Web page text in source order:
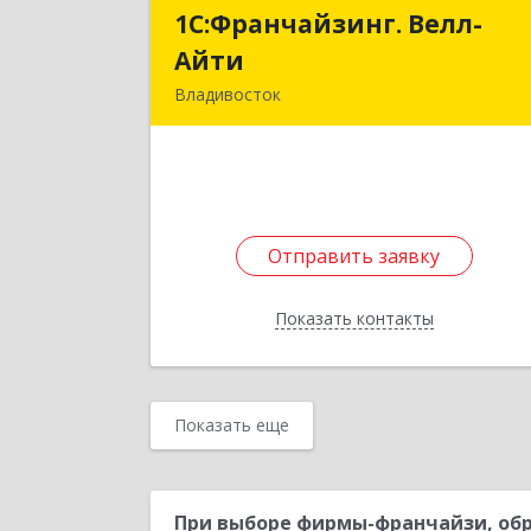
1С:Франчайзинг. Велл-
Айти
Владивосток
Отправить заявку
Показать контакты
1С:Франчайзинг. Велл-
Подробнее
Показать еще
При выборе фирмы-франчайзи,